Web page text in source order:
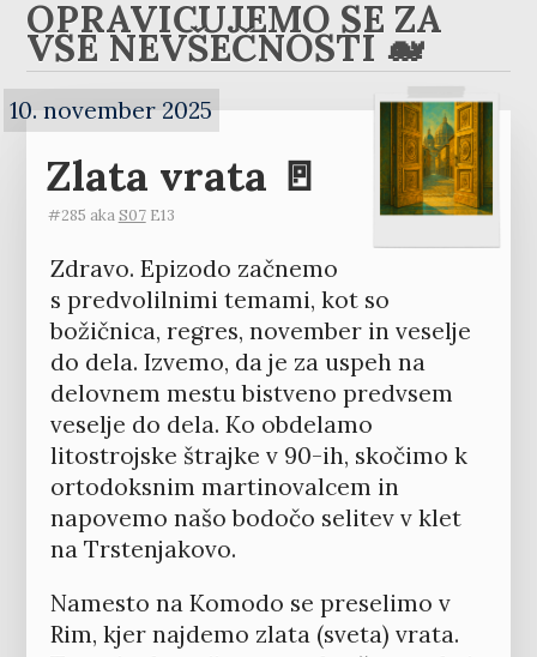
OPRAVIČUJEMO SE ZA
VSE NEVŠEČNOSTI 🐋
10. november 2025
Zlata vrata 🚪
#285 akaS07E13
Zdravo. Epizodo začnemo
s predvolilnimi temami, kot so
božičnica, regres, november in veselje
do dela. Izvemo, da je za uspeh na
delovnem mestu bistveno predvsem
veselje do dela. Ko obdelamo
litostrojske štrajke v 90-ih, skočimo k
ortodoksnim martinovalcem in
napovemo našo bodočo selitev v klet
na Trstenjakovo.
Namesto na Komodo se preselimo v
Rim, kjer najdemo zlata (sveta) vrata.